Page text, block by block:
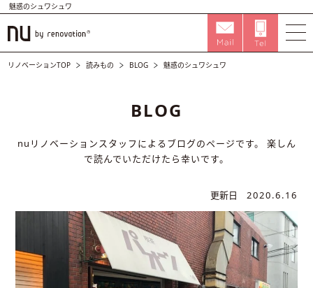
魅惑のシュワシュワ
リノベーションTOP 読みもの BLOG 魅惑のシュワシュワ
BLOG
nuリノベーションスタッフによるブログのページです。
楽しん
で読んでいただけたら幸いです。
更新日 2020.6.16